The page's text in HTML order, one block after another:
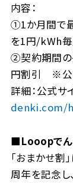
内容：
①1か月間で
を1円/kWh
②契約期間の
円割引 ※公
詳細：公式サ
denki.com/
■Looopでん
「おまかせ割
周年を記念